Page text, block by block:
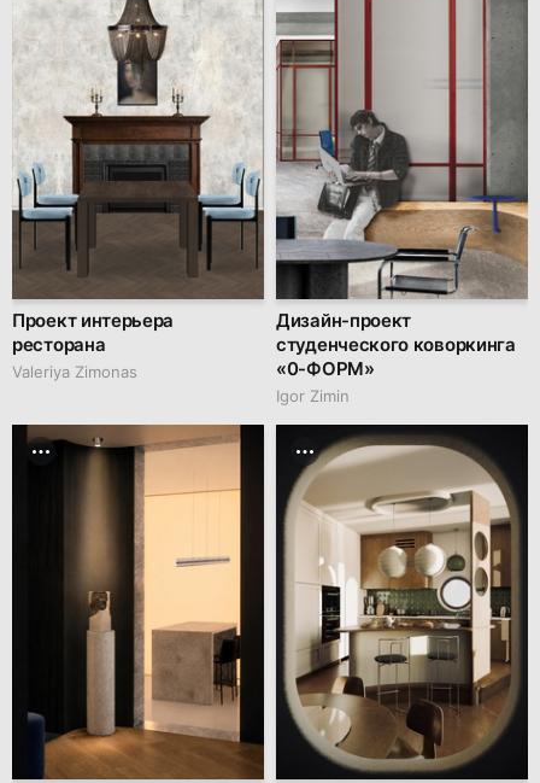
Проект интерьера
ресторана
Valeriya Zimonas
Дизайн-проект
студенческого коворкинга
«0-ФОРМ»
Igor Zimin